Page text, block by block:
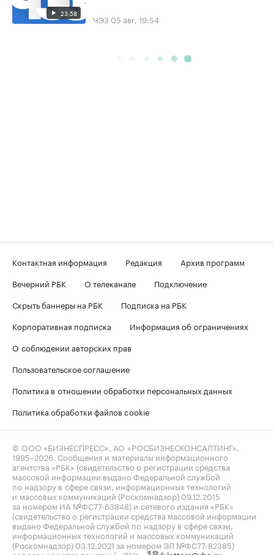
23:58 ЧЭЗ 05 авг, 19:54
Контактная информация Редакция
Архив программ
Вечерний РБК
О телеканале
Подключение
Скрыть баннеры на РБК
Подписка на РБК
Корпоративная подписка
Информация об ограничениях
О соблюдении авторских прав
Пользовательское соглашение
Политика в отношении обработки персональных данных
Политика обработки файлов cookie
© ООО «БИЗНЕСПРЕСС», АО «РОСБИЗНЕСКОНСАЛТИНГ»,
1995–2026 . Сообщения и материалы информационного
агентства «РБК» (свидетельство о регистрации средства
массовой информации выдано Федеральной службой
по надзору в сфере связи, информационных технологий
и массовых коммуникаций (Роскомнадзор) 09.12.2015
за номером ИА №ФС77-63848) и сетевого издания «РБК»
(свидетельство о регистрации средства массовой информации
выдано Федеральной службой по надзору в сфере связи,
информационных технологий и массовых коммуникаций
(Роскомнадзор) 03.12.2021 за номером ЭЛ №ФС77-82385)